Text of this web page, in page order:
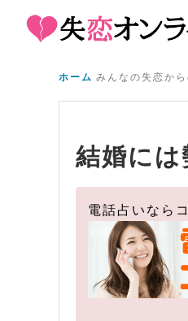
ホーム みんなの失恋か
結婚には
電話占いなら